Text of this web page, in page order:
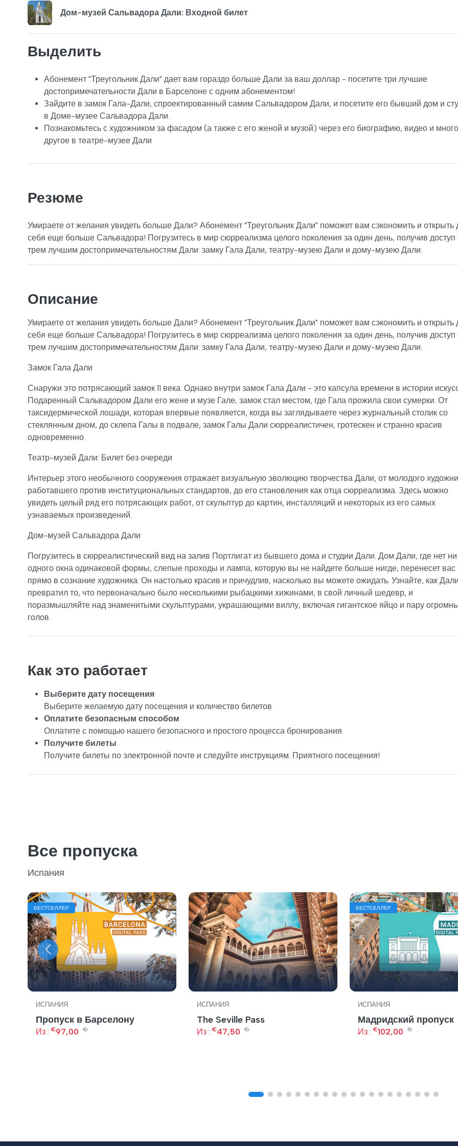
Дом-музей Сальвадора Дали: Входной билет
Выделить
Абонемент "Треугольник Дали" дает вам гораздо больше Дали за ваш доллар - посетите три лучшие
достопримечательности Дали в Барселоне с одним абонементом!
Зайдите в замок Гала-Дали, спроектированный самим Сальвадором Дали, и посетите его бывший дом и
в Доме-музее Сальвадора Дали.
Познакомьтесь с художником за фасадом (а также с его женой и музой) через его биографию, видео и
другое в театре-музее Дали
Резюме
Умираете от желания увидеть больше Дали? Абонемент "Треугольник Дали" поможет вам сэкономить и открыть
себя еще больше Сальвадора! Погрузитесь в мир сюрреализма целого поколения за один день, получив доступ
трем лучшим достопримечательностям Дали: замку Гала Дали, театру-музею Дали и дому-музею Дали.
Описание
Умираете от желания увидеть больше Дали? Абонемент "Треугольник Дали" поможет вам сэкономить и открыть
себя еще больше Сальвадора! Погрузитесь в мир сюрреализма целого поколения за один день, получив доступ
трем лучшим достопримечательностям Дали: замку Гала Дали, театру-музею Дали и дому-музею Дали.
Замок Гала Дали
Снаружи это потрясающий замок 11 века. Однако внутри замок Гала Дали - это капсула времени в истории
Подаренный Сальвадором Дали его жене и музе Гале, замок стал местом, где Гала прожила свои сумерки. От
таксидермической лошади, которая впервые появляется, когда вы заглядываете через журнальный столик со
стеклянным дном, до склепа Галы в подвале, замок Галы Дали сюрреалистичен, гротескен и странно красив
одновременно.
Театр-музей Дали: Билет без очереди
Интерьер этого необычного сооружения отражает визуальную эволюцию творчества Дали, от молодого
работавшего против институциональных стандартов, до его становления как отца сюрреализма. Здесь можно
увидеть целый ряд его потрясающих работ, от скульптур до картин, инсталляций и некоторых из его самых
узнаваемых произведений.
Дом-музей Сальвадора Дали
Погрузитесь в сюрреалистический вид на залив Портлигат из бывшего дома и студии Дали. Дом Дали, где нет ни
одного окна одинаковой формы, слепые проходы и лампа, которую вы не найдете больше нигде, перенесет вас
прямо в сознание художника. Он настолько красив и причудлив, насколько вы можете ожидать. Узнайте, как Дали
превратил то, что первоначально было несколькими рыбацкими хижинами, в свой личный шедевр, и
поразмышляйте над знаменитыми скульптурами, украшающими виллу, включая гигантское яйцо и пару
голов.
Как это работает
Выберите дату посещения
Выберите желаемую дату посещения и количество билетов
Оплатите безопасным способом
Оплатите с помощью нашего безопасного и простого процесса бронирования.
Получите билеты
Получите билеты по электронной почте и следуйте инструкциям. Приятного посещения!
Все пропуска
Испания
БЕСТСЕЛЛЕР
ИСПАНИЯ
Пропуск в Барселону
Из : €97,00 €
ИСПАНИЯ
The Seville Pass
Из : €47,50 €
БЕСТСЕЛЛЕР
ИСПАНИЯ
Мадридский пропуск
Из : €102,00 €